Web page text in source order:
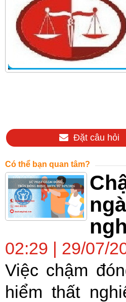
Đặt câu hỏi
Có thể bạn quan tâm?
02:29 | 29/07/
Việc chậm
hiểm thất